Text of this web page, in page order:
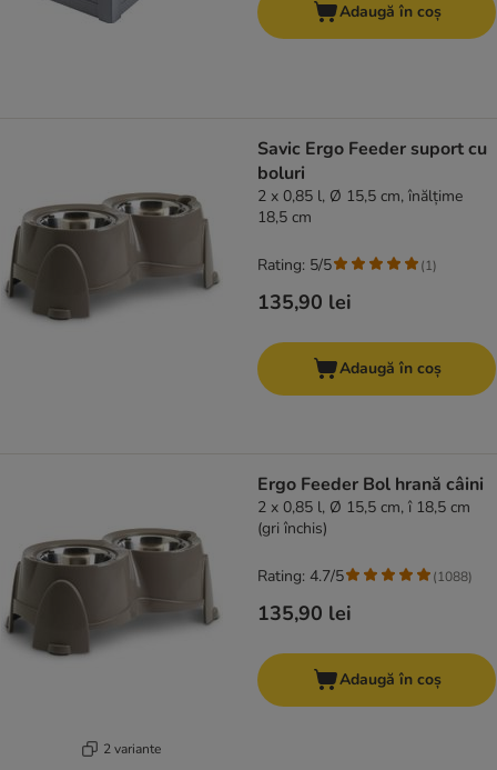
Adaugă în coș
Savic Ergo Feeder suport cu
boluri
2 x 0,85 l, Ø 15,5 cm, înălțime
18,5 cm
135,90 lei
Rating: 5/5 (1)
Adaugă în coș
2 variante
Ergo Feeder Bol hrană câini
2 x 0,85 l, Ø 15,5 cm, î 18,5 cm
(gri închis)
135,90 lei
Rating: 4.7/5 (1088)
Adaugă în coș